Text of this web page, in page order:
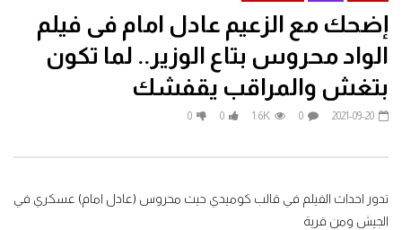
Watch Later
فيلم شيكامارا كامل | مي عز الدين وماجد
الكدواني | Shekamara (2007)
2026-07-26
ياسمين عبد العزيز
إضحك مع الزعيم عادل امام فى فيلم
الواد محروس بتاع الوزير.. لما تكون
بتغش والمراقب يقفشك
2021-09-20
0
1.6K
0
0
تدور أحداث الفيلم في قالب كوميدي حيث محروس (عادل امام) عسكري في
الجيش ومن قرية